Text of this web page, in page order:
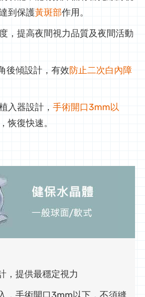
到保護黃斑部作用。
，提高夜間視力品質及夜間活動
後傾設計，有效防止二次白內障
入器設計， 手術開口3mm以
恢復快速。
，提供最穩定視力